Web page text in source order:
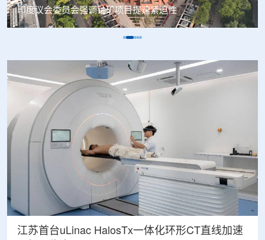
中核辐智正式设立 中国同辐持股90%打通核医疗全产业链
江苏首台uLinac HalosTx一体化环形CT直线加速